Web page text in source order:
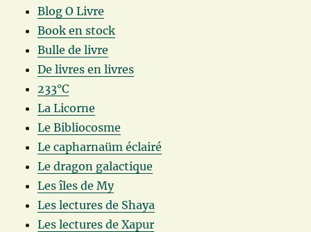
Blog O Livre
Book en stock
Bulle de livre
De livres en livres
233°C
La Licorne
Le Bibliocosme
Le capharnaüm éclairé
Le dragon galactique
Les îles de My
Les lectures de Shaya
Les lectures de Xapur